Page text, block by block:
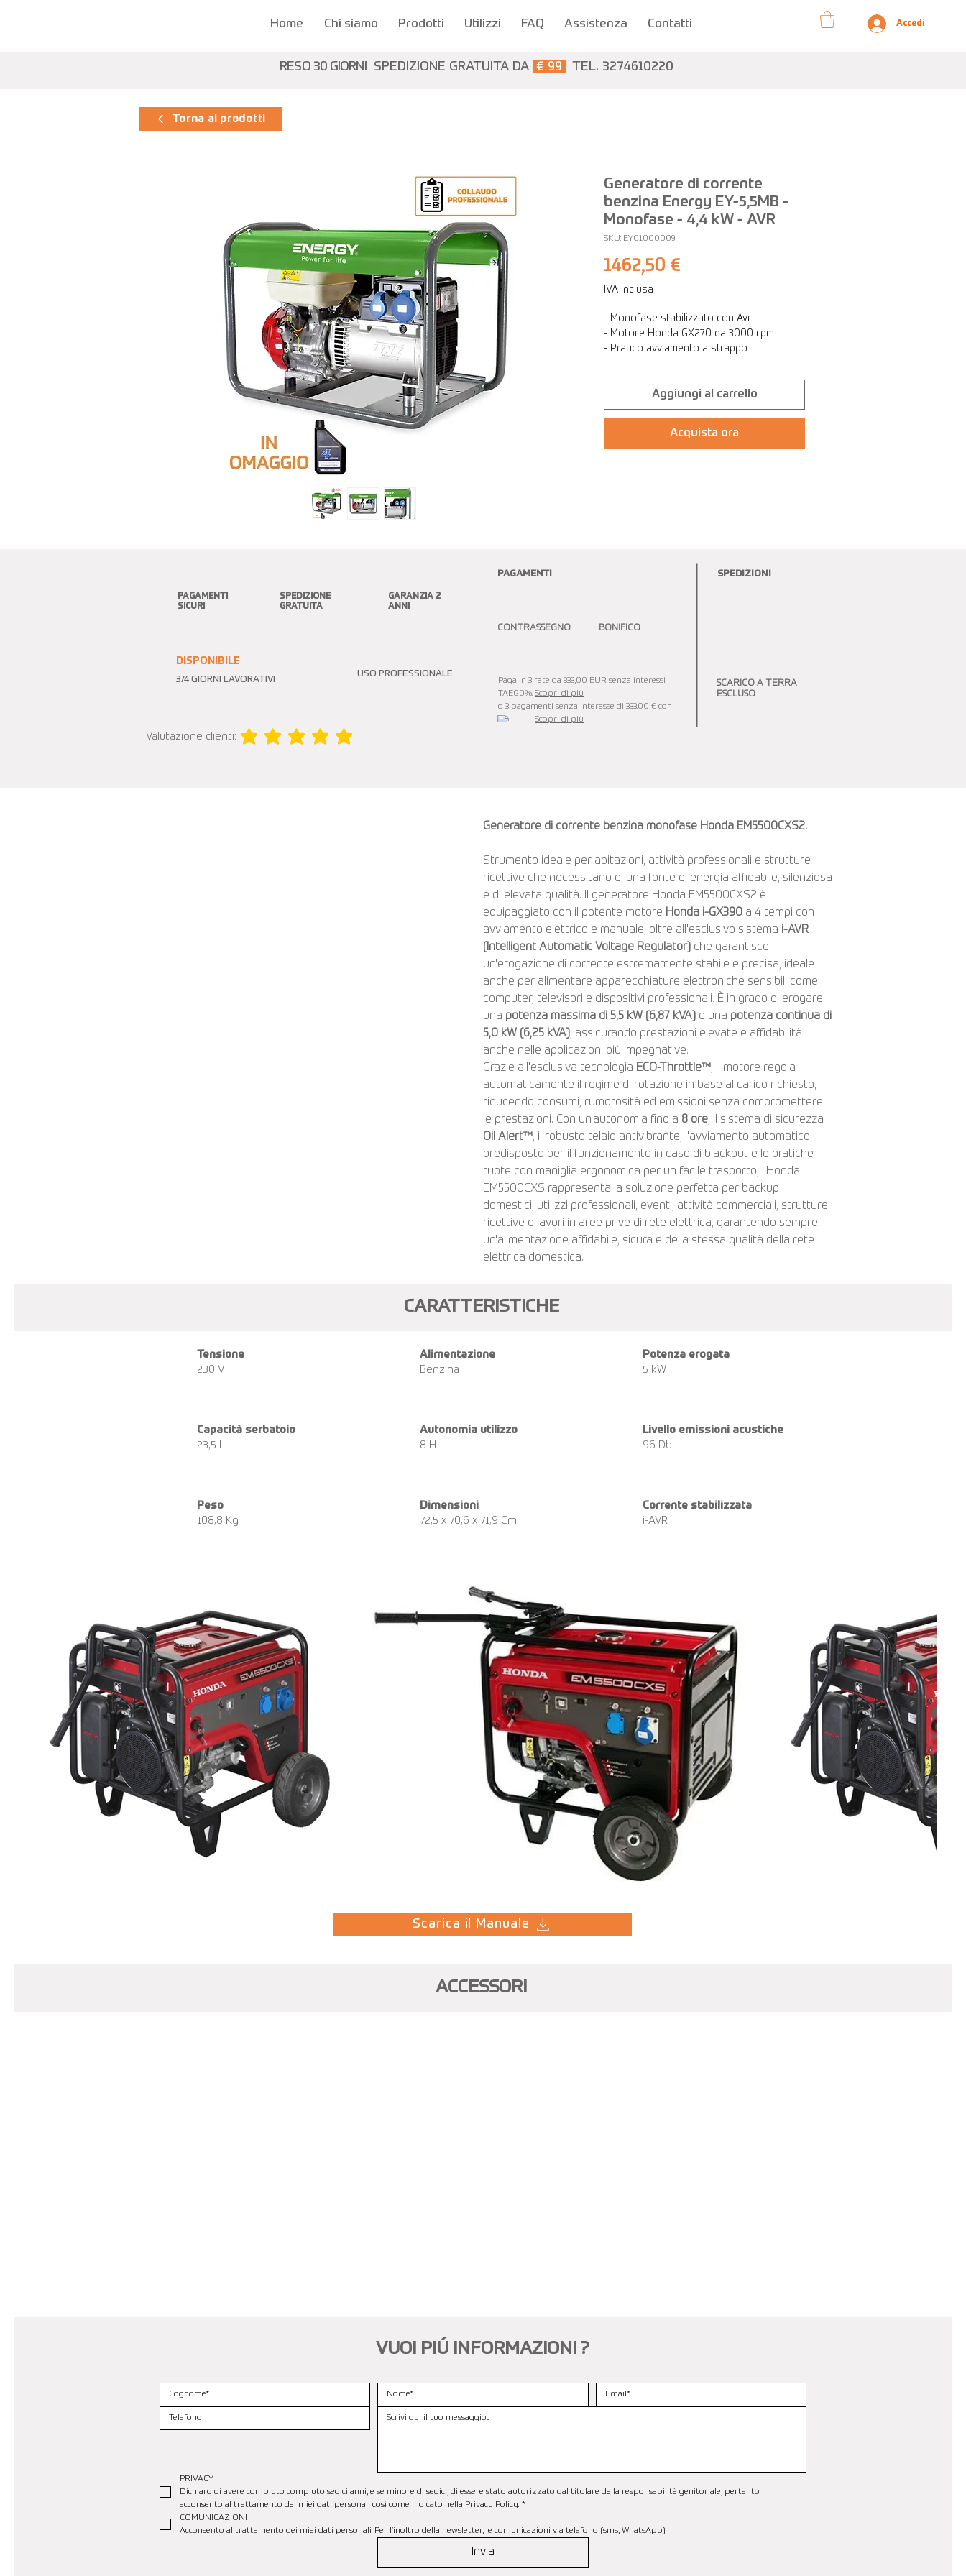
Home Chi siamo Prodotti Utilizzi FAQ Assistenza Contatti Accedi
RESO 30 GIORNI SPEDIZIONE GRATUITA DA € 99 TEL. 3274610220
Torna ai prodotti
Generatore di corrente
benzina Energy EY-5,5MB -
Monofase - 4,4 kW - AVR
SKU: EY01000009
1462,50 €
IVA inclusa
- Monofase stabilizzato con Avr
- Motore Honda GX270 da 3000 rpm
- Pratico avviamento a strappo
Aggiungi al carrello
Acquista ora
PAGAMENTI
SICURI
SPEDIZIONE
GRATUITA
GARANZIA 2
ANNI
DISPONIBILE
3/4 GIORNI LAVORATIVI
USO PROFESSIONALE
Valutazione clienti: la valutazione media è 5 su 5
PAGAMENTI
CONTRASSEGNO BONIFICO
SPEDIZIONI
Paga in 3 rate da 333,00 EUR senza interessi.
TAEG0%. Scopri di più
o 3 pagamenti senza interesse di 333.00 € con
Scopri di più
SCARICO A TERRA
ESCLUSO
Generatore di corrente benzina monofase Honda EM5500CXS2.
Strumento ideale per abitazioni, attività professionali e strutture
ricettive che necessitano di una fonte di energia affidabile, silenziosa
e di elevata qualità. Il generatore Honda EM5500CXS2 è
equipaggiato con il potente motore Honda i-GX390a 4 tempi con
avviamento elettrico e manuale, oltre all'esclusivo sistema i-AVR
(Intelligent Automatic Voltage Regulator)che garantisce
un'erogazione di corrente estremamente stabile e precisa, ideale
anche per alimentare apparecchiature elettroniche sensibili come
computer, televisori e dispositivi professionali. È in grado di erogare
una potenza massima di 5,5 kW (6,87 kVA)e una potenza continua di
5,0 kW (6,25 kVA), assicurando prestazioni elevate e affidabilità
anche nelle applicazioni più impegnative.
Grazie all'esclusiva tecnologia ECO-Throttle™, il motore regola
automaticamente il regime di rotazione in base al carico richiesto,
riducendo consumi, rumorosità ed emissioni senza compromettere
le prestazioni. Con un'autonomia fino a 8 ore, il sistema di sicurezza
Oil Alert™, il robusto telaio antivibrante, l'avviamento automatico
predisposto per il funzionamento in caso di blackout e le pratiche
ruote con maniglia ergonomica per un facile trasporto, l'Honda
EM5500CXS rappresenta la soluzione perfetta per backup
domestici, utilizzi professionali, eventi, attività commerciali, strutture
ricettive e lavori in aree prive di rete elettrica, garantendo sempre
un'alimentazione affidabile, sicura e della stessa qualità della rete
elettrica domestica.
CARATTERISTICHE
Tensione
230 V
Capacità serbatoio
23,5 L
Peso
108,8 Kg
Alimentazione
Benzina
Autonomia utilizzo
8 H
Dimensioni
72,5 x 70,6 x 71,9 Cm
Potenza erogata
5 kW
Livello emissioni acustiche
96 Db
Corrente stabilizzata
i-AVR
Scarica il Manuale
ACCESSORI
VUOI PIÚ INFORMAZIONI ?
PRIVACY
Dichiaro di avere compiuto compiuto sedici anni, e se minore di sedici, di essere stato autorizzato dal titolare della responsabilità genitoriale, pertanto
acconsento al trattamento dei miei dati personali così come indicato nella Privacy Policy. *
COMUNICAZIONI
Acconsento al trattamento dei miei dati personali. Per l’inoltro della newsletter, le comunicazioni via telefono (sms, WhatsApp)
Invia